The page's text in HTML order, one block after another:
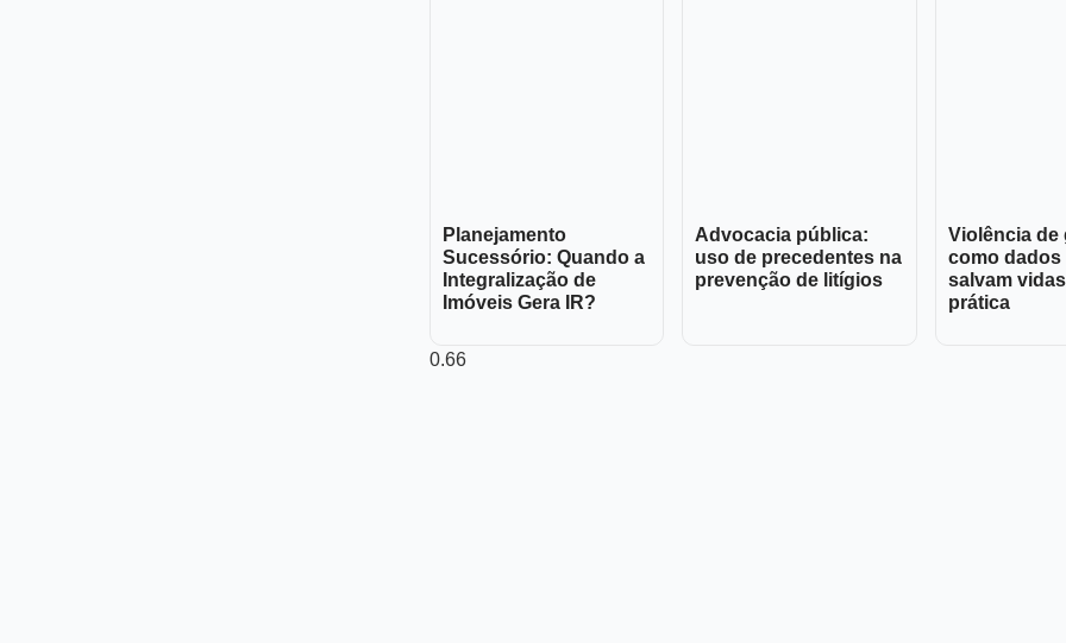
Planejamento
Sucessório: Quando a
Integralização de
Imóveis Gera IR?
Advocacia pública:
uso de precedentes na
prevenção de litígios
Violência de
como dados
salvam
prática